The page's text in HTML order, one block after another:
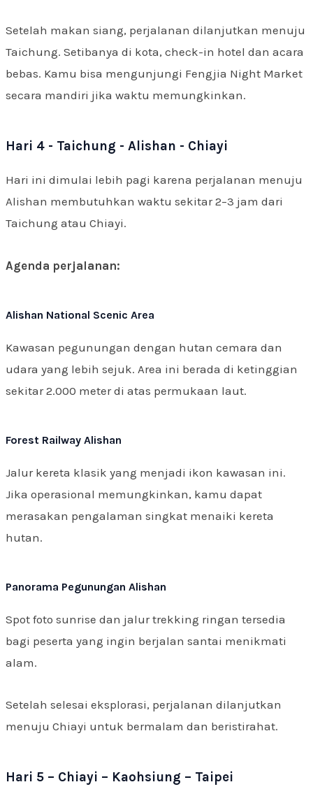
Setelah makan siang, perjalanan dilanjutkan menuju
Taichung. Setibanya di kota, check-in hotel dan acara
bebas. Kamu bisa mengunjungi Fengjia Night Market
secara mandiri jika waktu memungkinkan.
Hari 4 - Taichung - Alishan - Chiayi
Hari ini dimulai lebih pagi karena perjalanan menuju
Alishan membutuhkan waktu sekitar 2–3 jam dari
Taichung atau Chiayi.
Agenda perjalanan:
Alishan National Scenic Area
Kawasan pegunungan dengan hutan cemara dan
udara yang lebih sejuk. Area ini berada di ketinggian
sekitar 2.000 meter di atas permukaan laut.
Forest Railway Alishan
Jalur kereta klasik yang menjadi ikon kawasan ini.
Jika operasional memungkinkan, kamu dapat
merasakan pengalaman singkat menaiki kereta
hutan.
Panorama Pegunungan Alishan
Spot foto sunrise dan jalur trekking ringan tersedia
bagi peserta yang ingin berjalan santai menikmati
alam.
Setelah selesai eksplorasi, perjalanan dilanjutkan
menuju Chiayi untuk bermalam dan beristirahat.
Hari 5 – Chiayi – Kaohsiung – Taipei